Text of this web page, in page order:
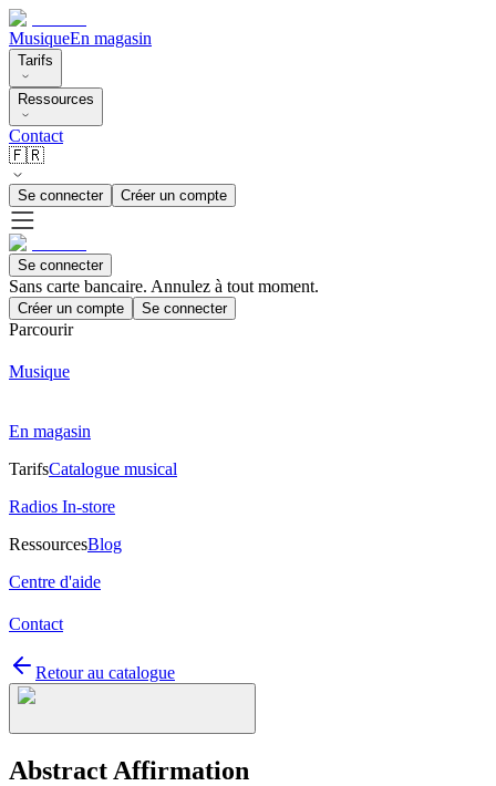
MusiqueEn magasin
Tarifs
Ressources
Contact
🇫🇷
Se connecter Créer un compte
Se connecter
Sans carte bancaire. Annulez à tout moment.
Créer un compte Se connecter
Parcourir
Musique
En magasin
TarifsCatalogue musical
Radios In-store
RessourcesBlog
Centre d'aide
Contact
Retour au catalogue
Abstract Affirmation